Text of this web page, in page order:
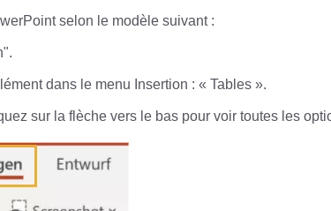
selon le modèle suivant :
dans le menu Insertion : « Tables ».
sur la flèche vers le bas pour voir toutes les